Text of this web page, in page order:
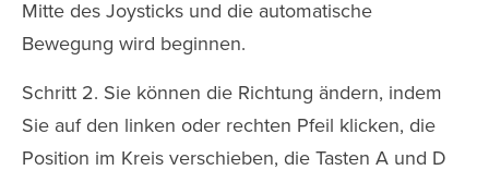
Mitte des Joysticks und die automatische
Bewegung wird beginnen.
Schritt 2. Sie können die Richtung ändern, indem
Sie auf den linken oder rechten Pfeil klicken, die
Position im Kreis verschieben, die Tasten A und D